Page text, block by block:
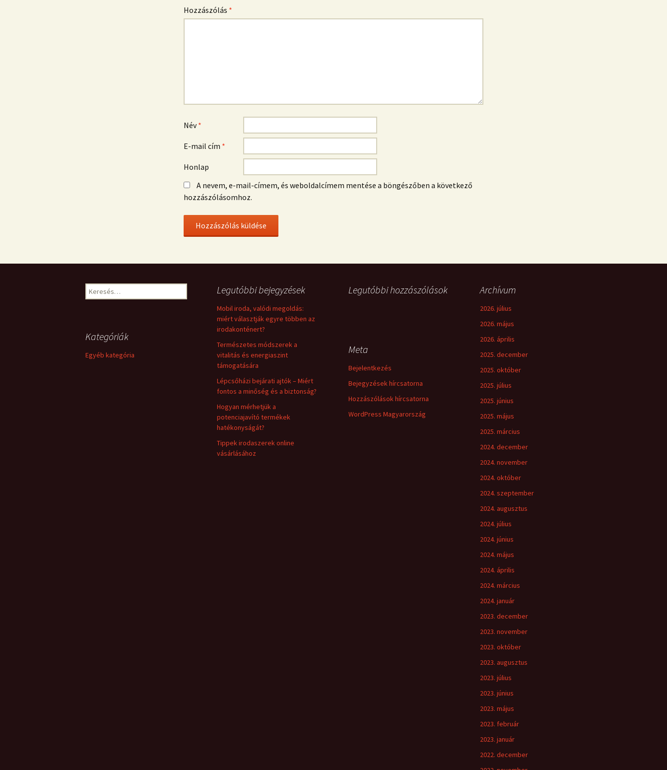
Hozzászólás *
Név*
E-mail cím *
Honlap
A nevem, e-mail-címem, és weboldalcímem mentése a böngészőben a következő
hozzászólásomhoz.
Keresés: Legutóbbi bejegyzések
Mobil iroda, valódi megoldás:
miért választják egyre többen az
irodakonténert?
Természetes módszerek a
vitalitás és energiaszint
támogatására
Lépcsőházi bejárati ajtók – Miért
fontos a minőség és a biztonság?
Hogyan mérhetjük a
potenciajavító termékek
hatékonyságát?
Tippek irodaszerek online
vásárlásához
Legutóbbi hozzászólások Archívum
2026. július
2026. május
2026. április
2025. december
2025. október
2025. július
2025. június
2025. május
2025. március
2024. december
2024. november
2024. október
2024. szeptember
2024. augusztus
2024. július
2024. június
2024. május
2024. április
2024. március
2024. január
2023. december
2023. november
2023. október
2023. augusztus
2023. július
2023. június
2023. május
2023. február
2023. január
2022. december
Kategóriák
Egyéb kategória Meta
Bejelentkezés
Bejegyzések hírcsatorna
Hozzászólások hírcsatorna
WordPress Magyarország